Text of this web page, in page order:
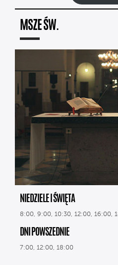
MSZE ŚW.
NIEDZIELE I ŚWIĘTA
8:00, 9:00, 10:30, 12:00, 16:00,
DNI POWSZEDNIE
7:00, 12:00, 18:00